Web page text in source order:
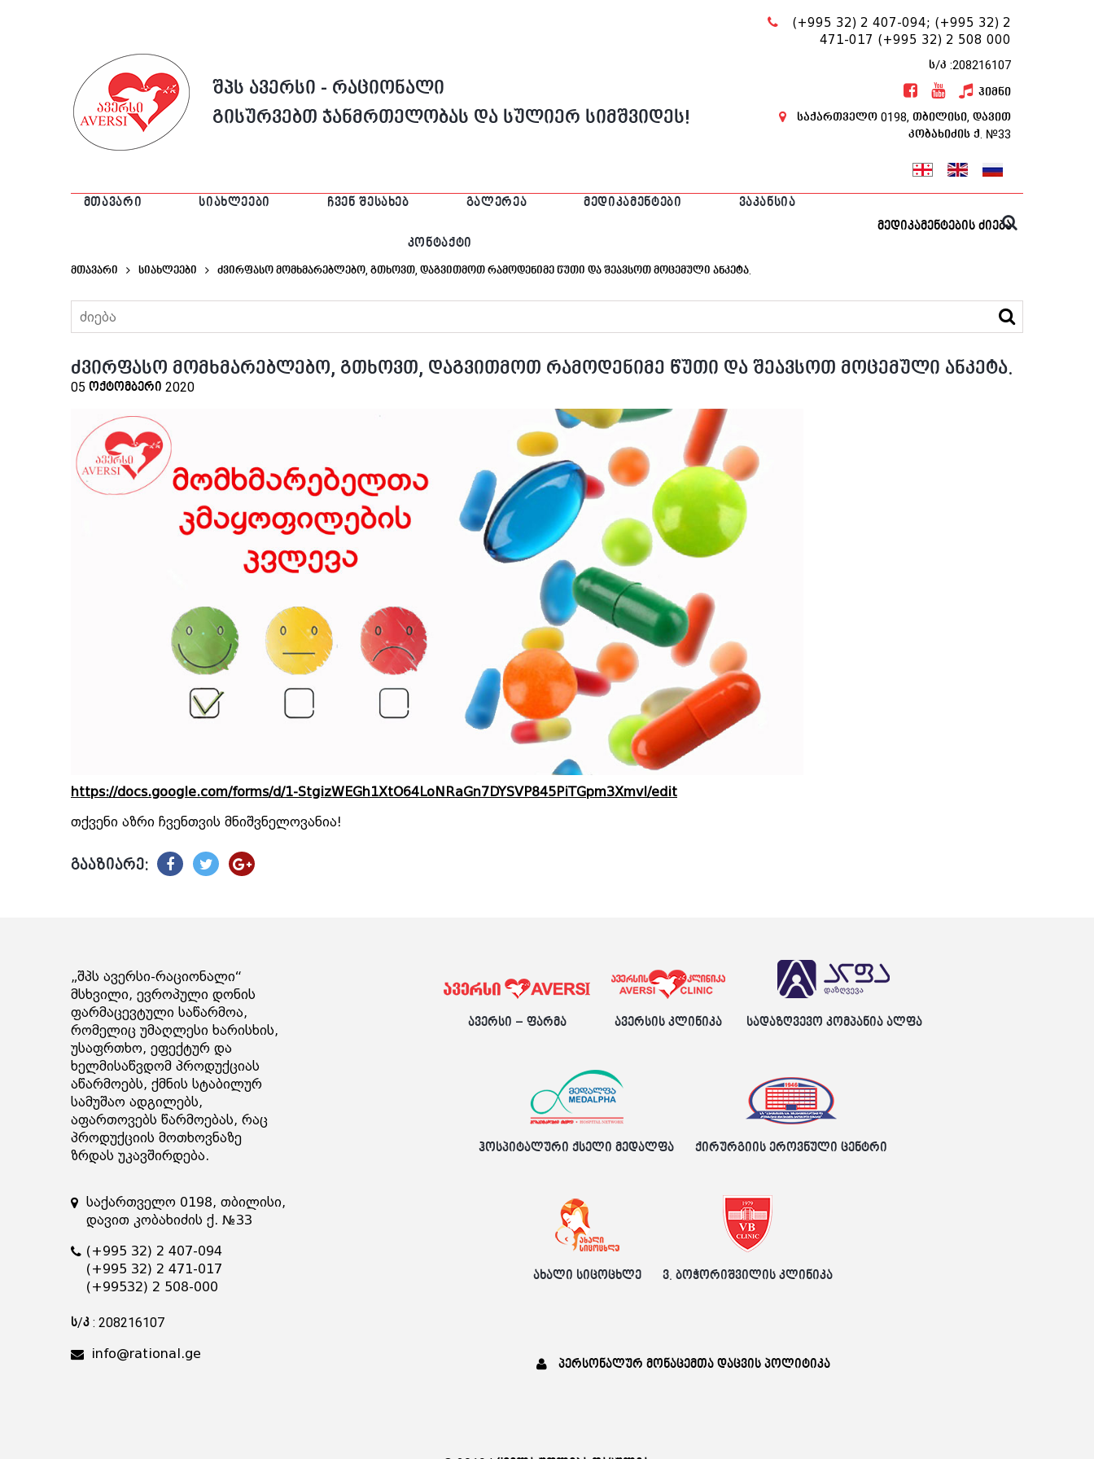
შპს ავერსი - რაციონალი
გისურვებთ ჯანმრთელობას და სულიერ სიმშვიდეს!
(+995 32) 2 407-094; (+995 32) 2
471-017 (+995 32) 2 508 000
ს/კ :208216107
ჰიმნი
საქართველო 0198, თბილისი, დავით
კობახიძის ქ. №33
ᲛᲗᲐᲕᲐᲠᲘ ᲡᲘᲐᲮᲚᲔᲔᲑᲘ ᲩᲕᲔᲜ ᲨᲔᲡᲐᲮᲔᲑ ᲒᲐᲚᲔᲠᲔᲐ ᲛᲔᲓᲘᲙᲐᲛᲔᲜᲢᲔᲑᲘ ᲕᲐᲙᲐᲜᲡᲘᲐ
ᲙᲝᲜᲢᲐᲥᲢᲘ
მედიკამენტების ძიება
მთავარი Სიახლეები Ძვირფასო Მომხმარებლებო, Გთხოვთ, Დაგვითმოთ Რამოდენიმე Წუთი Და Შეავსოთ Მოცემული Ანკეტა.
ძვირფასო მომხმარებლებო, გთხოვთ, დაგვითმოთ რამოდენიმე წუთი და შეავსოთ მოცემული ანკეტა.
05 ოქტომბერი 2020
https://docs.google.com/forms/d/1-StgizWEGh1XtO64LoNRaGn7DYSVP845PiTGpm3XmvI/edit
თქვენი აზრი ჩვენთვის მნიშვნელოვანია!
გააზიარე:
„შპს ავერსი-რაციონალი“
მსხვილი, ევროპული დონის
ფარმაცევტული საწარმოა,
რომელიც უმაღლესი ხარისხის,
უსაფრთხო, ეფექტურ და
ხელმისაწვდომ პროდუქციას
აწარმოებს, ქმნის სტაბილურ
სამუშაო ადგილებს,
აფართოვებს წარმოებას, რაც
პროდუქციის მოთხოვნაზე
ზრდას უკავშირდება.
საქართველო 0198, თბილისი,
დავით კობახიძის ქ. №33
(+995 32) 2 407-094
(+995 32) 2 471-017
(+99532) 2 508-000
ს/კ : 208216107
info@rational.ge
ავერსი – ფარმა ავერსის კლინიკა სადაზღვევო კომპანია ალფა
ჰოსპიტალური ქსელი მედალფა ქირურგიის ეროვნული ცენტრი
ახალი სიცოცხლე ვ. ბოჭორიშვილის კლინიკა
პერსონალურ მონაცემთა დაცვის პოლიტიკა